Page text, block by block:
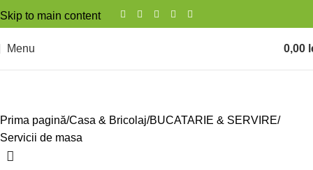
Skip to main content
Menu 0,00
Prima pagină Casa & Bricolaj BUCATARIE & SERVIRE
Servicii de masa